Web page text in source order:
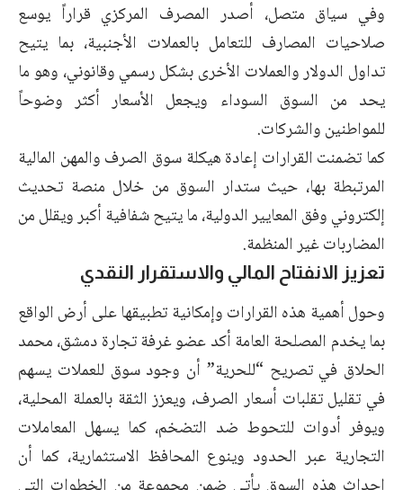
وفي سياق متصل، أصدر المصرف المركزي قراراً يوسع
صلاحيات المصارف للتعامل بالعملات الأجنبية، بما يتيح
تداول الدولار والعملات الأخرى بشكل رسمي وقانوني، وهو ما
يحد من السوق السوداء ويجعل الأسعار أكثر وضوحاً
للمواطنين والشركات.
كما تضمنت القرارات إعادة هيكلة سوق الصرف والمهن المالية
المرتبطة بها، حيث ستدار السوق من خلال منصة تحديث
إلكتروني وفق المعايير الدولية، ما يتيح شفافية أكبر ويقلل من
المضاربات غير المنظمة.
تعزيز الانفتاح المالي والاستقرار النقدي
وحول أهمية هذه القرارات وإمكانية تطبيقها على أرض الواقع
بما يخدم المصلحة العامة أكد عضو غرفة تجارة دمشق، محمد
الحلاق في تصريح “للحرية” أن وجود سوق للعملات يسهم
في تقليل تقلبات أسعار الصرف، ويعزز الثقة بالعملة المحلية،
ويوفر أدوات للتحوط ضد التضخم، كما يسهل المعاملات
التجارية عبر الحدود وينوع المحافظ الاستثمارية، كما أن